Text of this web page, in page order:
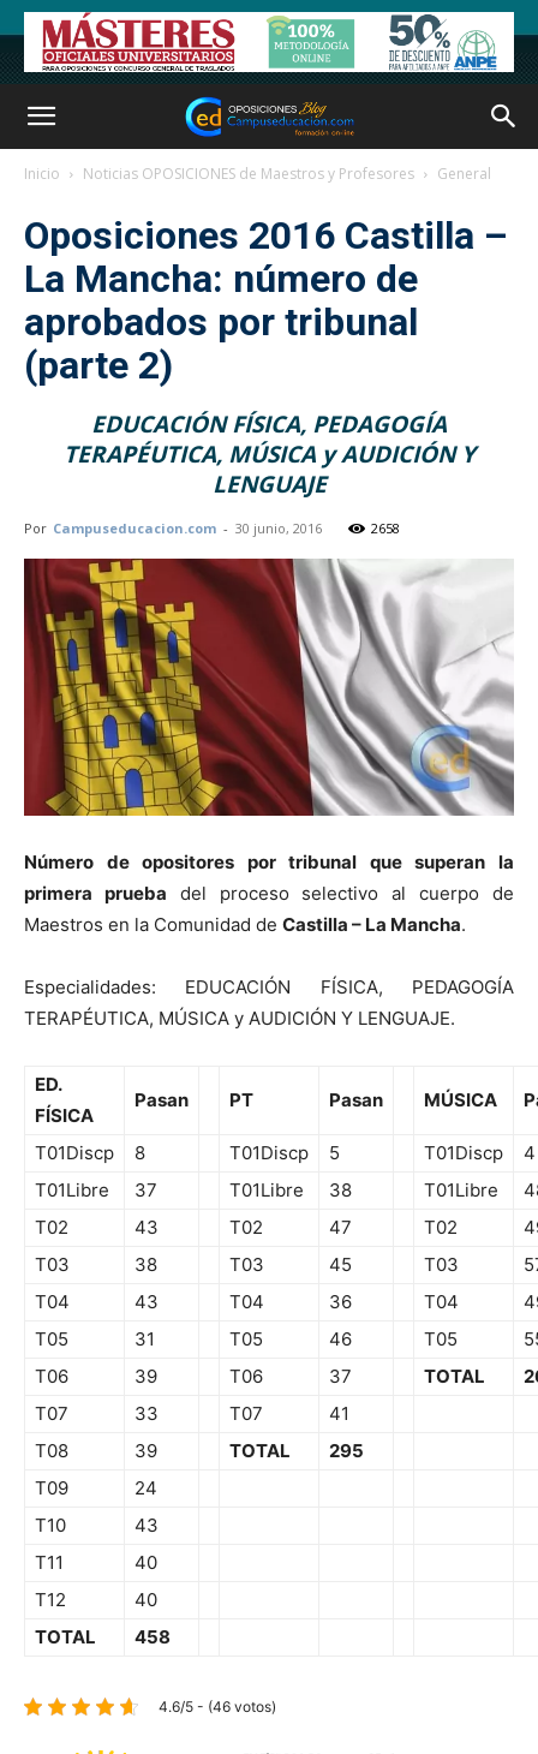
Inicio Noticias OPOSICIONES de Maestros y Profesores General
Oposiciones 2016 Castilla –
La Mancha: número de
aprobados por tribunal
(parte 2)
EDUCACIÓN FÍSICA, PEDAGOGÍA
TERAPÉUTICA, MÚSICA y AUDICIÓN Y
LENGUAJE
Por Campuseducacion.com - 30 junio, 2016 2658
Número de opositores por tribunal que superan la
primera prueba del proceso selectivo al cuerpo de
Maestros en la Comunidad de Castilla – La Mancha.
Especialidades: EDUCACIÓN FÍSICA, PEDAGOGÍA
TERAPÉUTICA, MÚSICA y AUDICIÓN Y LENGUAJE.
ED.
FÍSICA
Pasan PT Pasan MÚSICA
T01Discp 8 T01Discp 5 T01Discp
4
T01Libre
37 T01Libre 38 T01Libre
T02
43 T02 47 T02
T03
38 T03 45 T03
T04
43 T04 36 T04
T05
31 T05 46 T05
T06
39 T06 37 TOTAL
T07
33 T07
41
T08
39 TOTAL
295
T09
24
T10
43
T11
40
T12
40
TOTAL
458
4.6/5 - (46 votos)